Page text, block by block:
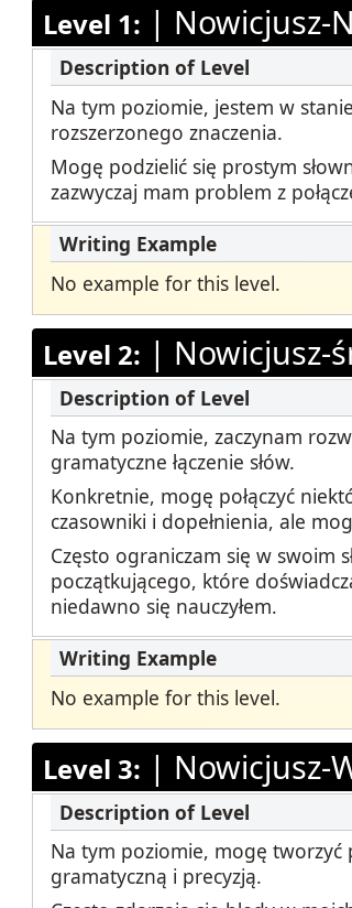
Testuj Języki
Zdalne Nadzorowanie
Zażądaj Powtórzenia
Level 1: | Nowicjusz-
Na tym poziomie, jestem w
rozszerzonego znaczenia.
Mogę podzielić się prostym
zazwyczaj mam problem z
No example for this level.
Level 2: | Nowicjusz-
Na tym poziomie, zaczynam
gramatyczne łączenie słów.
Konkretnie, mogę połączyć
czasowniki i dopełnienia, ale
Często ograniczam się w swoim
początkującego, które
niedawno się nauczyłem.
No example for this level.
Level 3: | Nowicjusz-
Na tym poziomie, mogę
gramatyczną i precyzją.